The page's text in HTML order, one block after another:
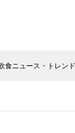
食ニュース・トレンド